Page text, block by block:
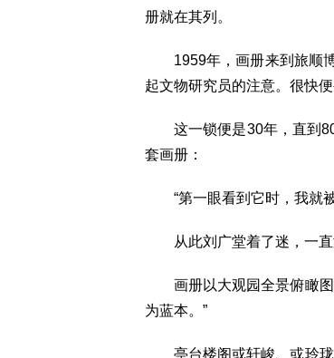
册就在其列。
1959年，画册来到旅顺博
起文物研究员的注意。很快便
这一锁便是30年，直到80
套画册：
“第一眼看到它时，我就被
从此刘广堂着了迷，一直
画册以大观园全景俯瞰图
为蓝本。”
亭台楼阁或轩峻、或玲珑